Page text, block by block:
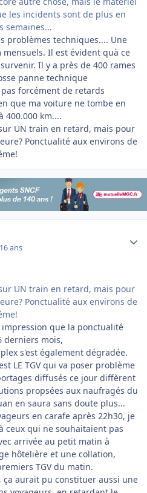
les incidents sont de plus en
semaines...
problèmes techniques.... Une
mensuels. Il est évident quà ce
Il y a près de 400 rames
panne technique
forcément de retards
que ma voiture ne tombe en
400.000 km....
UN train en retard, mais pour
Ponctualité aux environs de
16 ans
UN train en retard, mais pour
Ponctualité aux environs de
que la ponctualité
derniers mois,
s'est également dégradée.
LE TGV qui va poser problème
diffusés ce jour diffèrent
propsées aux naufragés du
en saura sans doute plus...
en carafe après 22h30, je
ceux qui ne souhaitaient pas
arrivée au petit matin à
hôtelière et une collation,
TGV du matin.
ça aurait pu constituer aussi une